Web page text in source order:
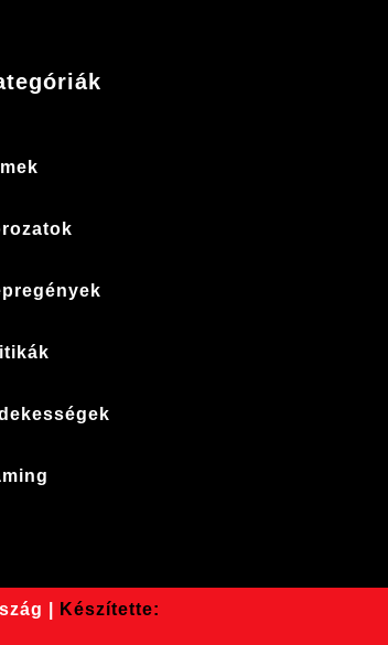
|
Készítette: